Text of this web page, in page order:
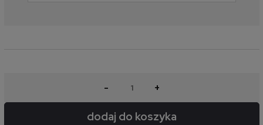
- +
dodaj do koszyka